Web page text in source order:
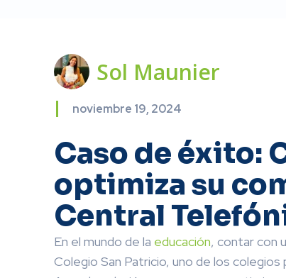
Sol Maunier
noviembre 19, 2024
Caso de éxito:
optimiza su
Central
En el mundo de la educación, contar con
Colegio San Patricio, uno de los